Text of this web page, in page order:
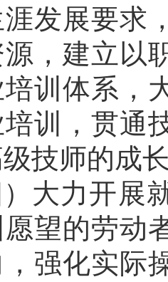
发展要求
，建立以
训体系，
训，贯通
技师的成
大力开展
望的劳动
，强化实际